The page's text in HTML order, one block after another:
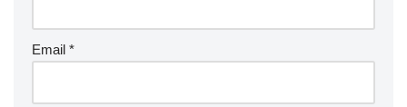
Email *